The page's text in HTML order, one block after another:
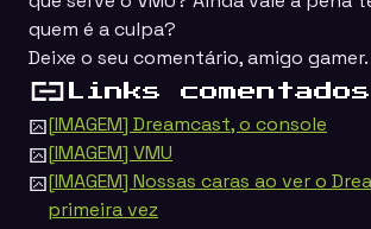
quem é a culpa?
Deixe o seu comentário, amigo gamer.
Links comentados
[IMAGEM] Dreamcast, o console
[IMAGEM] VMU
[IMAGEM] Nossas caras ao ver o
primeira vez